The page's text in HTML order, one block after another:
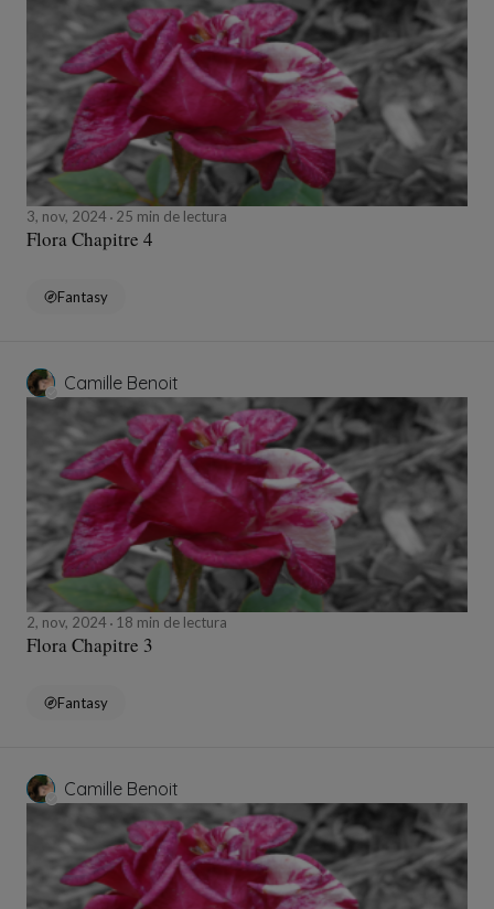
3, nov, 2024 25 min de lectura
Flora Chapitre 4
Fantasy
Camille Benoit
2, nov, 2024 18 min de lectura
Flora Chapitre 3
Fantasy
Camille Benoit